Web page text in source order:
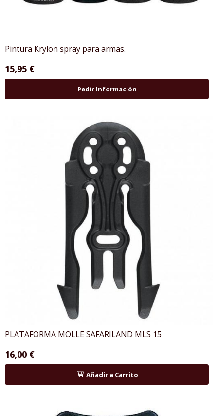
Pintura Krylon spray para armas.
15,95 €
Pedir Información
PLATAFORMA MOLLE SAFARILAND MLS 15
16,00 €
Añadir a Carrito